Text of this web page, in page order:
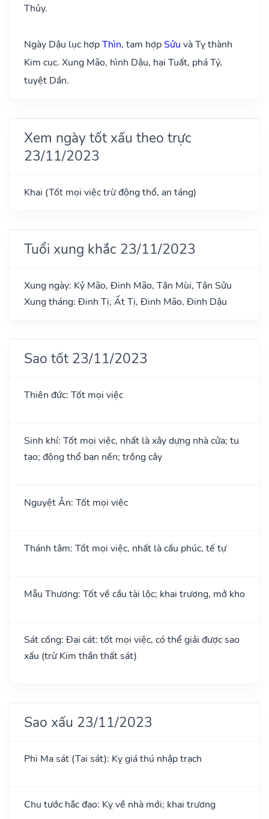
Thủy.
Ngày Dậu lục hợpThìn, tam hợpSửu và Tỵ thành
Kim cục. Xung Mão, hình Dậu, hại Tuất, phá Tý,
tuyệt Dần.
Xem ngày tốt xấu theo trực
23/11/2023
Khai (Tốt mọi việc trừ động thổ, an táng)
Tuổi xung khắc 23/11/2023
Xung ngày: Kỷ Mão, Đinh Mão, Tân Mùi, Tân Sửu
Xung tháng: Đinh Tị, Ất Tị, Đinh Mão, Đinh Dậu
Sao tốt 23/11/2023
Thiên đức: Tốt mọi việc
Sinh khí: Tốt mọi việc, nhất là xây dựng nhà cửa; tu
tạo; động thổ ban nền; trồng cây
Nguyệt Ân: Tốt mọi việc
Thánh tâm: Tốt mọi việc, nhất là cầu phúc, tế tự
Mẫu Thương: Tốt về cầu tài lộc; khai trương, mở kho
Sát cống: Đại cát: tốt mọi việc, có thể giải được sao
xấu (trừ Kim thần thất sát)
Sao xấu 23/11/2023
Phi Ma sát (Tai sát): Kỵ giá thú nhập trạch
Chu tước hắc đạo: Kỵ về nhà mới; khai trương